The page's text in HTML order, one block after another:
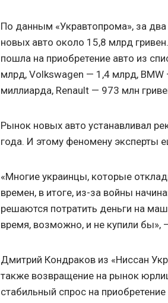
По данным «Укравтопрома», за
новых авто около 15,8 млрд
пошла на приобретение авто из
млрд, Volkswagen — 1,4 млрд,
миллиарда, Renault — 973 млн
Рынок новых авто устанавливал
года. И этому феномену эксперты
«Многие украинцы, которые
времен, в итоге, из-за войны
решаются потратить деньги на
время, возможно, и не купили бы»,
Дмитрий Кондраков из «Ниссан
также возвращение на рынок
стабильный спрос на